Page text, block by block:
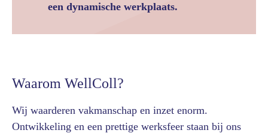
een dynamische werkplaats.
Waarom WellColl?
Wij waarderen vakmanschap en inzet enorm.
Ontwikkeling en een prettige werksfeer staan bij ons